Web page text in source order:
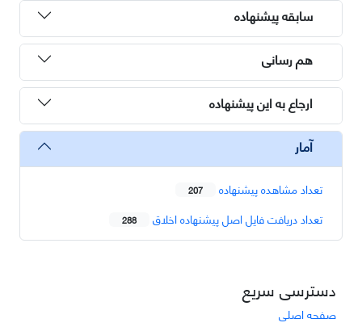
سابقه پیشنهاده
هم رسانی
ارجاع به این پیشنهاده
آمار
تعداد مشاهده پیشنهاده 207
تعداد دریافت فایل اصل پیشنهاده اخلاق 288
دسترسی سریع
صفحه اصلی